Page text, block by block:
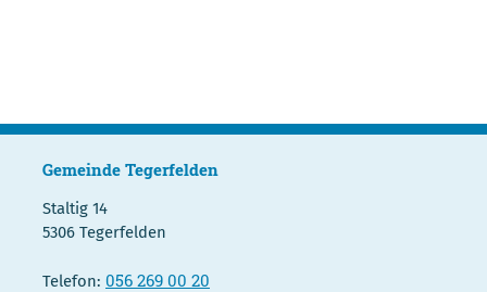
Gemeinde Tegerfelden
Staltig 14
5306 Tegerfelden
Telefon: 056 269 00 20